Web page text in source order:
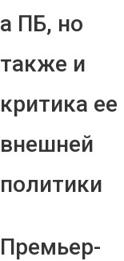
а ПБ, но
также и
критика ее
внешней
политики
Премьер-